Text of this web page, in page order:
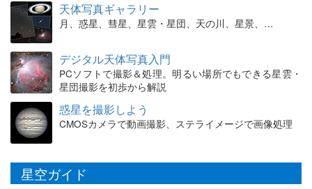
天体写真ギャラリー
月、惑星、彗星、星雲・星団、天の川、星景、…
デジタル天体写真入門
PCソフトで撮影＆処理。明るい場所でもできる星雲・
星団撮影を初歩から解説
惑星を撮影しよう
CMOSカメラで動画撮影、ステライメージで画像処理
星空ガイド